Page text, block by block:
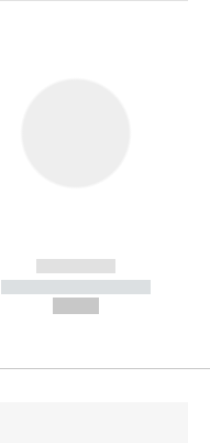
------------
----------- -----------